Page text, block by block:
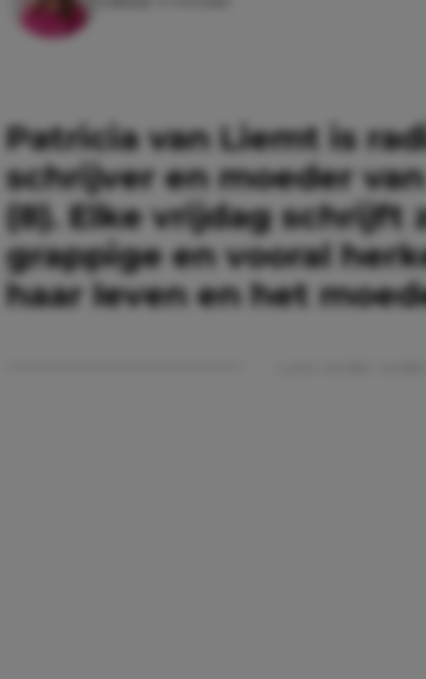
Patricia van Liemt is
schrijver en moeder
(8). Elke vrijdag schrijft
grappige en vooral
haar leven en het